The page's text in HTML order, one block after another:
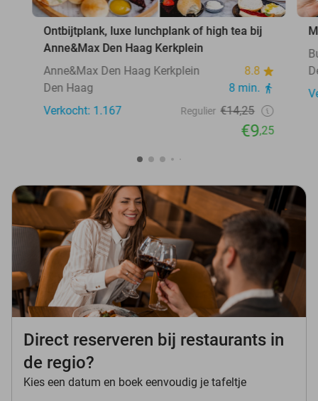
Ontbijtplank, luxe lunchplank of high tea bij
Anne&Max Den Haag Kerkplein
Anne&Max Den Haag Kerkplein
8.8
Den Haag
8 min.
Verkocht: 1.167
Regulier €14,25
€9,25
Direct reserveren bij restaurants in
de regio?
Kies een datum en boek eenvoudig je tafeltje